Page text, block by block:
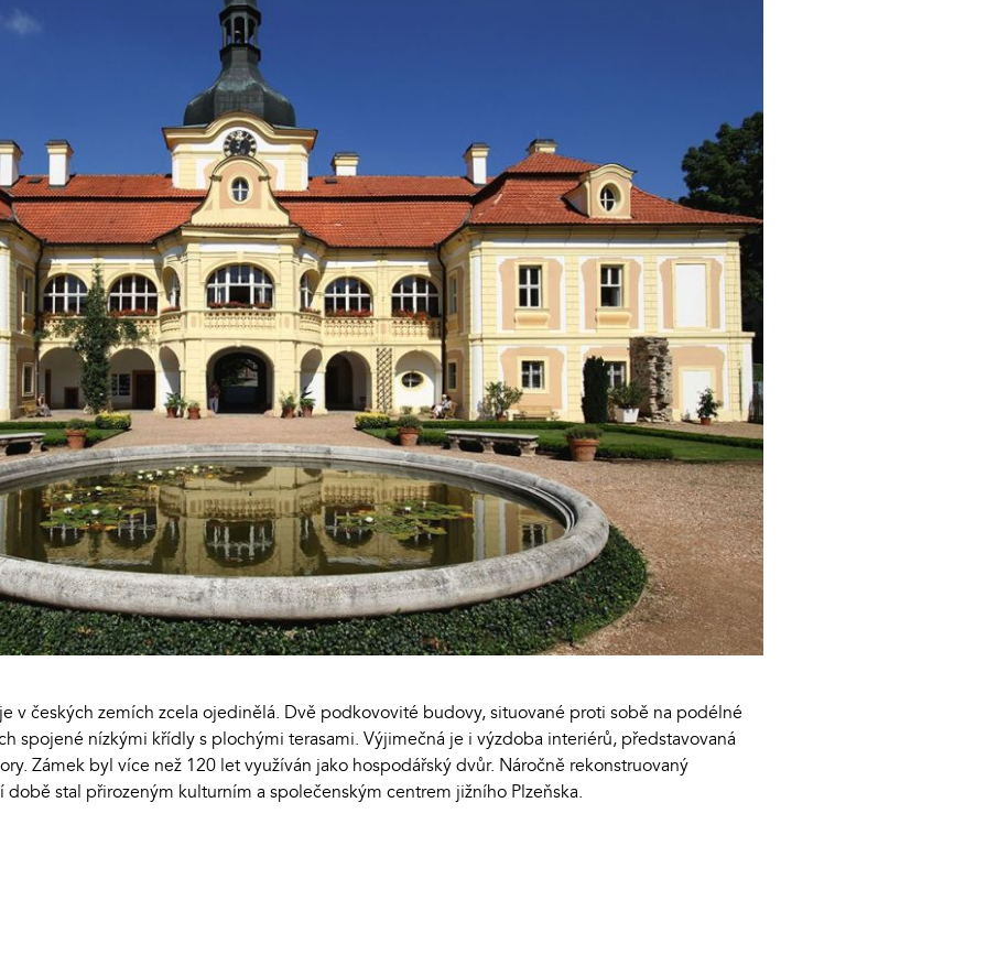
v českých zemích zcela ojedinělá. Dvě podkovovité budovy, situované proti sobě na podélné
spojené nízkými křídly s plochými terasami. Výjimečná je i výzdoba interiérů, představovaná
Zámek byl více než 120 let využíván jako hospodářský dvůr. Náročně rekonstruovaný
stal přirozeným kulturním a společenským centrem jižního Plzeňska.